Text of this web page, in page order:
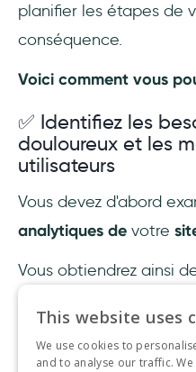
planifier les étapes de
conséquence.
Voici comment vous
✅ Identifiez les
douloureux et les
utilisateurs
Vous devez d'abord
analytiques de votre
Vous obtiendrez ainsi
que vous pourrez
tracer une voie claire
guidée.
This website uses
We use cookies to
and to analyse our traffic. We